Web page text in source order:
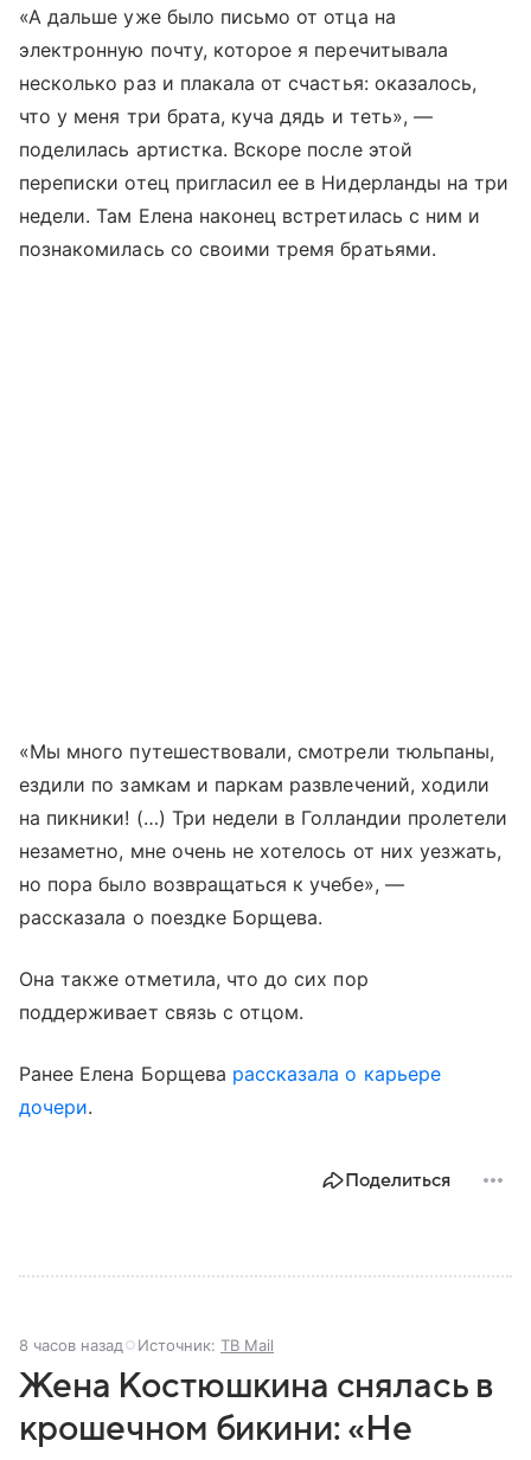
«А дальше уже было письмо от отца на
электронную почту, которое я перечитывала
несколько раз и плакала от счастья: оказалось,
что у меня три брата, куча дядь и теть», —
поделилась артистка. Вскоре после этой
переписки отец пригласил ее в Нидерланды на три
недели. Там Елена наконец встретилась с ним и
познакомилась со своими тремя братьями.
«Мы много путешествовали, смотрели тюльпаны,
ездили по замкам и паркам развлечений, ходили
на пикники! (…) Три недели в Голландии пролетели
незаметно, мне очень не хотелось от них уезжать,
но пора было возвращаться к учебе», —
рассказала о поездке Борщева.
Она также отметила, что до сих пор
поддерживает связь с отцом.
Ранее Елена Борщева рассказала о карьере
дочери.
Поделиться
8 часов назад Источник: ТВ Mail
Жена Костюшкина снялась в
крошечном бикини: «Не